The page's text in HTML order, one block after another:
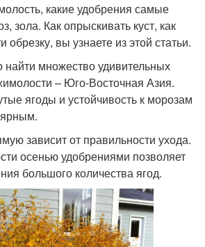
какие удобрения самые
зола. Как опрыскивать куст, как
обрезку, вы узнаете из этой статьи.
множество удивительных
– Юго-Восточная Азия.
ягоды и устойчивость к морозам
зависит от правильности ухода.
осенью удобрениями позволяет
большого количества ягод.